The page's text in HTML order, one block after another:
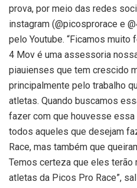
prova, por meio das redes
instagram (@picosprorace e
pelo Youtube. “Ficamos
4 Mov é uma assessoria
piauienses que tem crescido
principalmente pelo trabalho
atletas. Quando buscamos
fazer com que houvesse essa
todos aqueles que desejam
Race, mas também que
Temos certeza que eles terão
atletas da Picos Pro Race”,